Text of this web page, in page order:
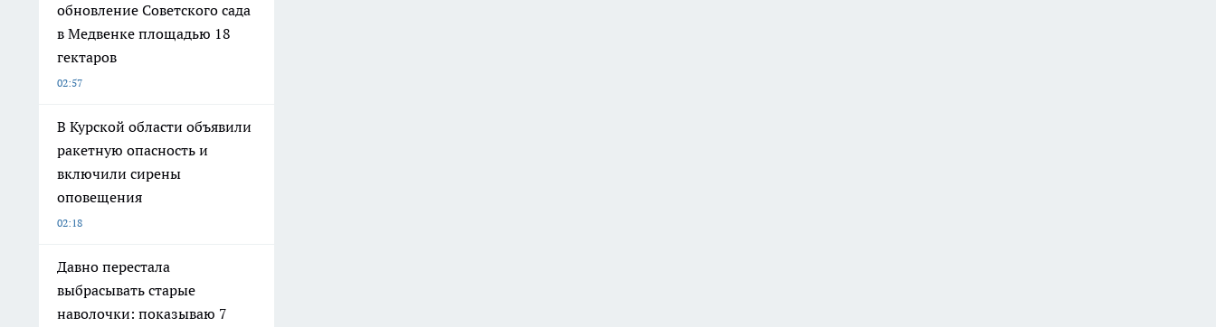
обновление Советского сада
в Медвенке площадью 18
гектаров
02:57
В Курской области объявили
ракетную опасность и
включили сирены
оповещения
02:18
Давно перестала
выбрасывать старые
наволочки: показываю 7